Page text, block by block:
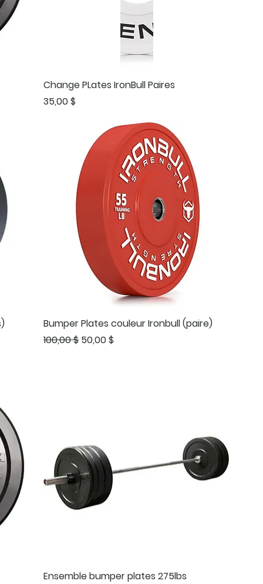
Change PLates IronBull Paires
Prix
35,00 $
Bumper Plates couleur Ironbull (paire)
Prix original
100,00 $ Prix promotionnel
50,00 $
Ensemble bumper plates 275lbs